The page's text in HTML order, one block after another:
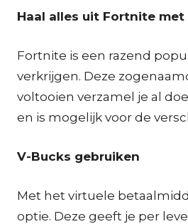
Haal alles uit Fortnite met
Fortnite is een razend
verkrijgen. Deze
voltooien verzamel je al
en is mogelijk voor de
V-Bucks gebruiken
Met het virtuele
optie. Deze geeft je per